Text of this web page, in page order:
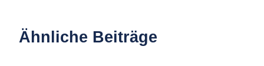
Ähnliche Beiträge